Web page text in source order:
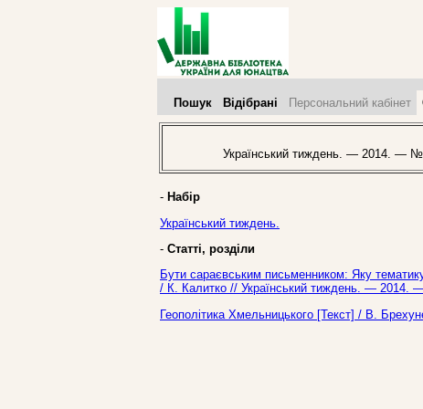
Пошук Відібрані Персональний кабінет
Український тиждень. — 2014. —
- Набір
Український тиждень.
- Статті, розділи
Бути сараєвським письменником: Яку тематику
/ К. Калитко // Український тиждень. —
Геополітика Хмельницького [Текст] / В.